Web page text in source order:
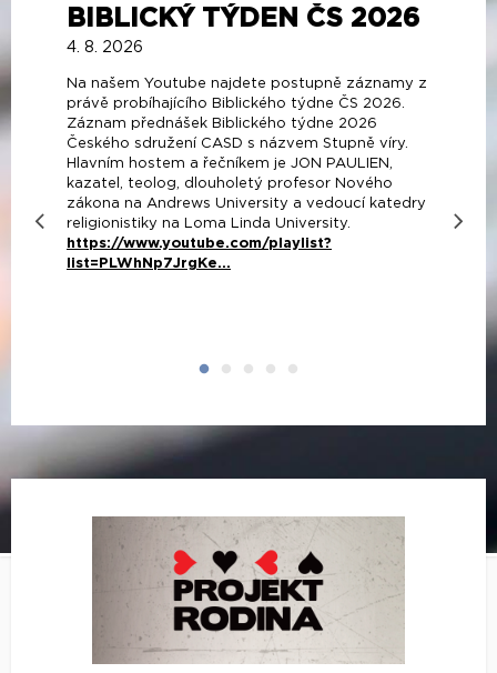
BIBLICKÝ TÝDEN ČS 2026
4. 8. 2026
Na našem Youtube najdete postupně záznamy z
právě probíhajícího Biblického týdne ČS 2026.
Záznam přednášek Biblického týdne 2026
Českého sdružení CASD s názvem Stupně víry.
Hlavním hostem a řečníkem je JON PAULIEN,
kazatel, teolog, dlouholetý profesor Nového
zákona na Andrews University a vedoucí katedry
religionistiky na Loma Linda University.
https://www.youtube.com/playlist?
list=PLWhNp7JrgKe...